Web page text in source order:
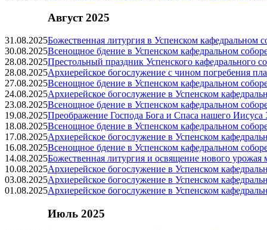
Август 2025
31.08.2025Божественная литургия в Успенском кафедральном
30.08.2025Всенощное бдение в Успенском кафедральном
28.08.2025Престольный праздник Успенского кафедрального
28.08.2025Архиерейское богослужение с чином погребения
27.08.2025Всенощное бдение в Успенском кафедральном
24.08.2025Архиерейское богослужение в Успенском
23.08.2025Всенощное бдение в Успенском кафедральном
19.08.2025Преображение Господа Бога и Спаса нашего Иисуса
18.08.2025Всенощное бдение в Успенском кафедральном
17.08.2025Архиерейское богослужение в Успенском
16.08.2025Всенощное бдение в Успенском кафедральном
14.08.2025Божественная литургия и освящение нового урожая
10.08.2025Архиерейское богослужение в Успенском
03.08.2025Архиерейское богослужение в Успенском
01.08.2025Архиерейское богослужение в Успенском
Июль 2025